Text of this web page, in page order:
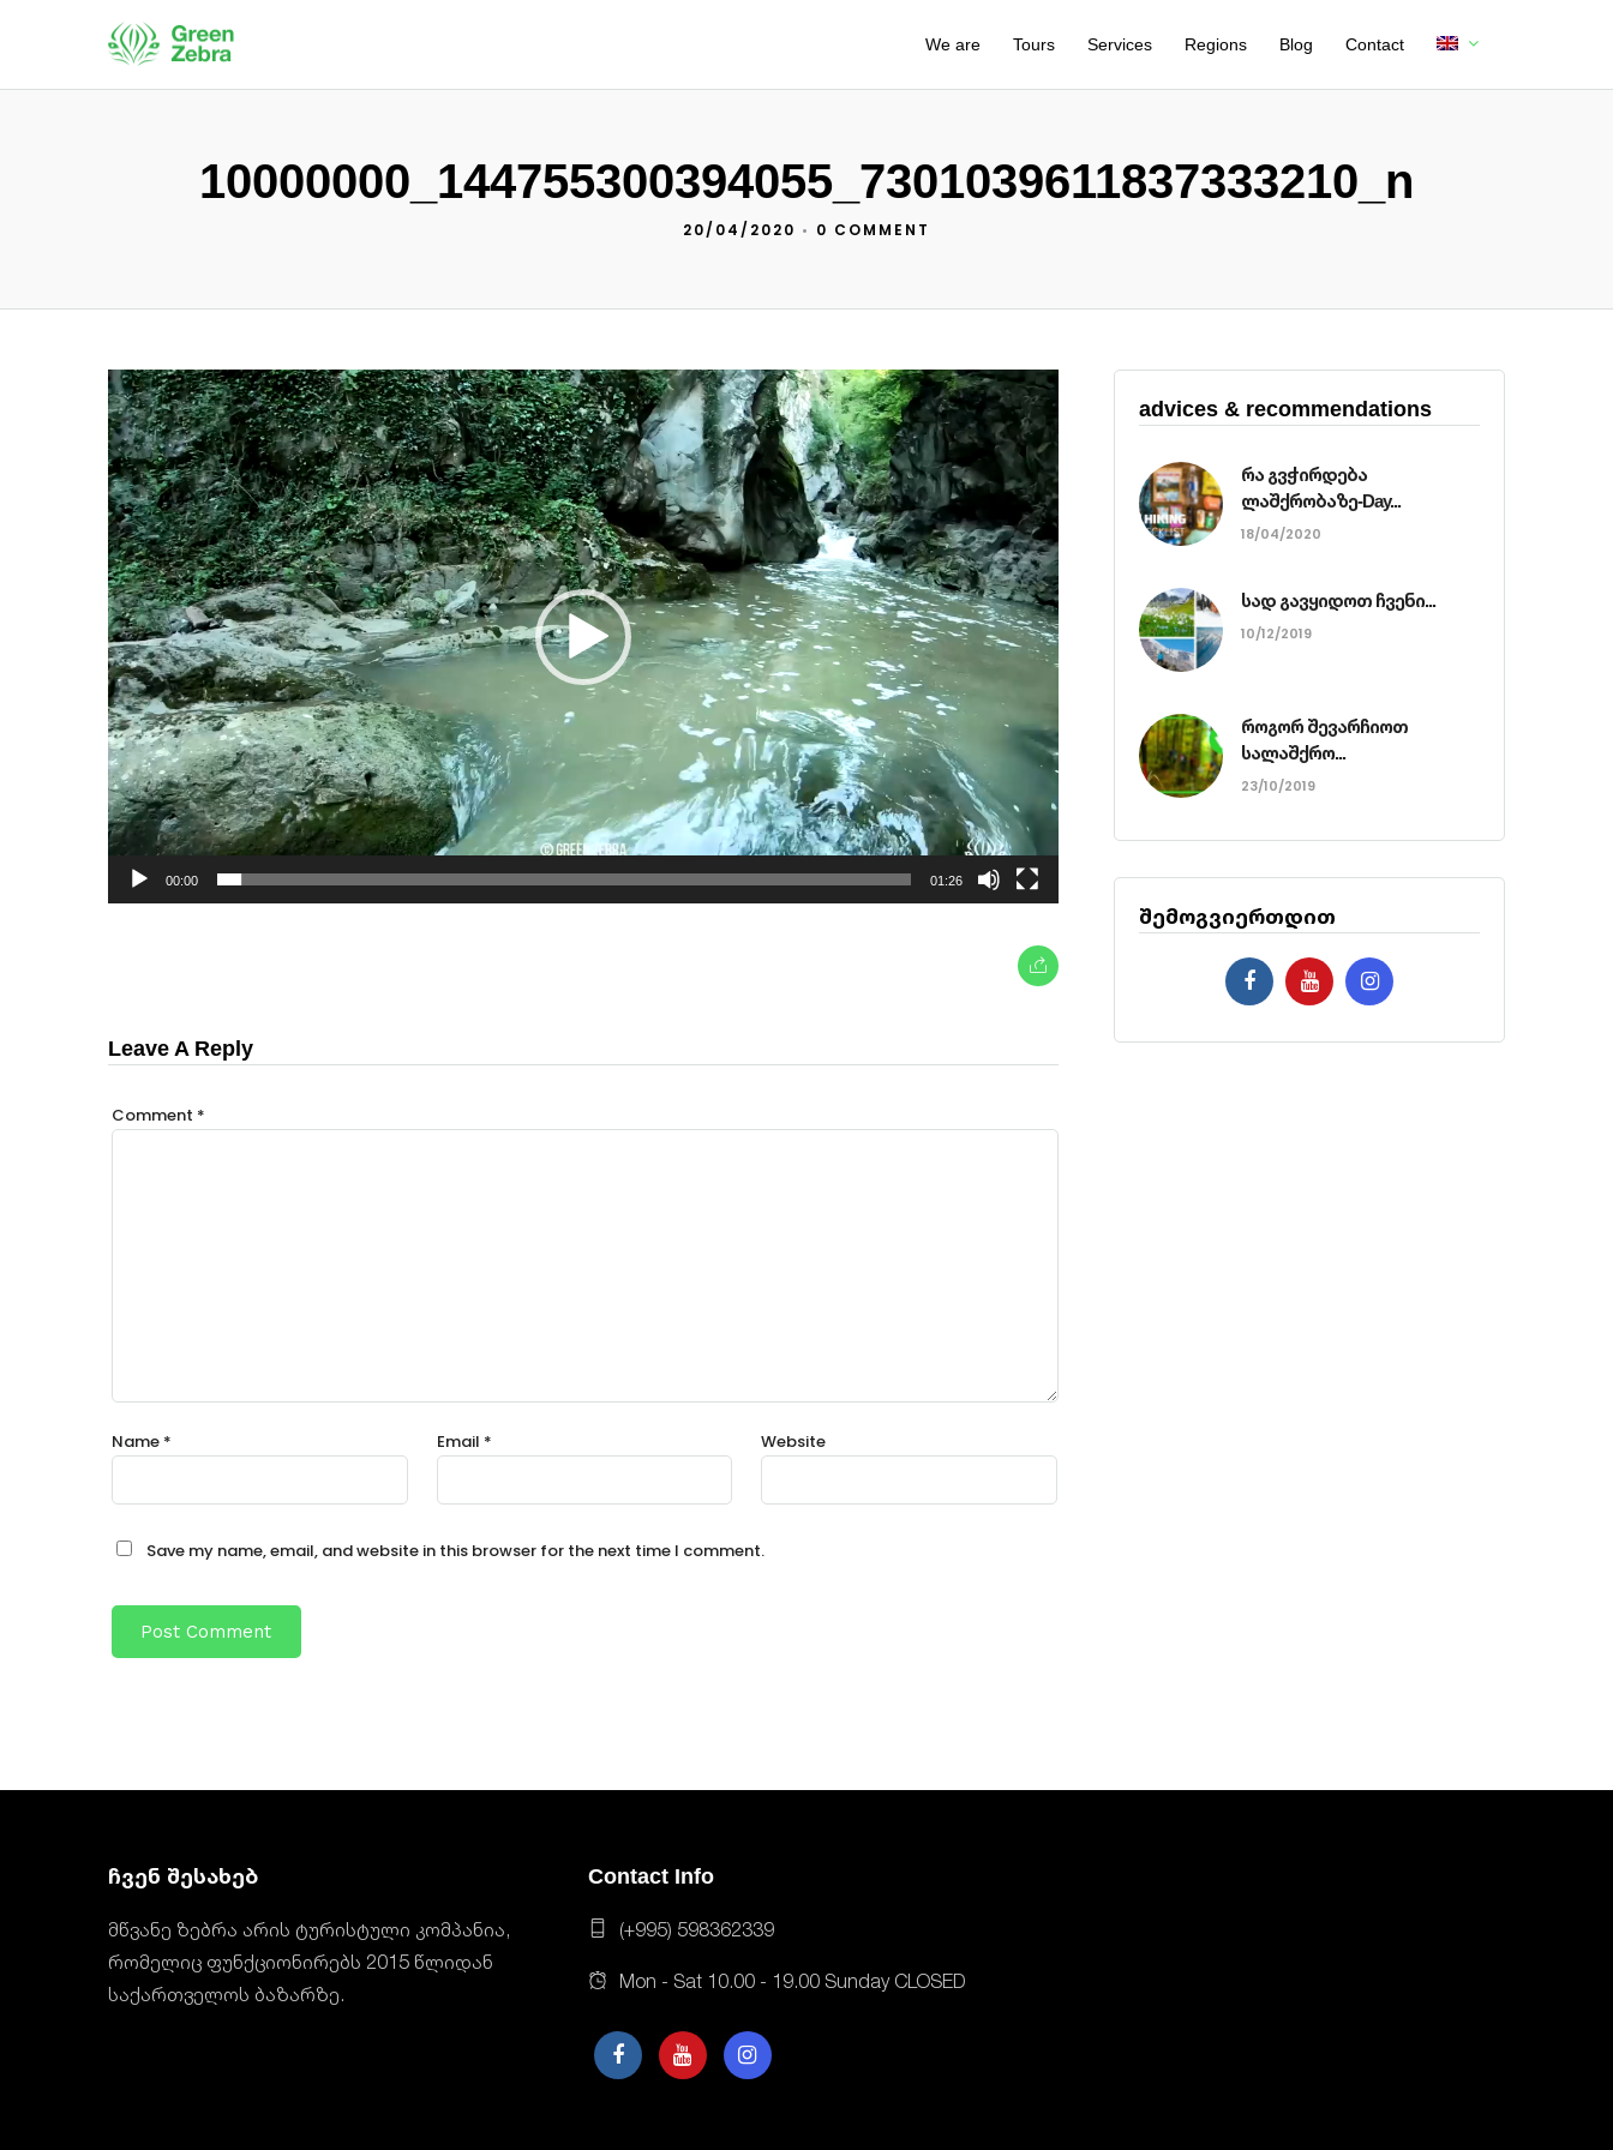
We are Tours Services Regions Blog Contact
10000000_144755300394055_7301039611837333210_n
20/04/2020 • 0 COMMENT
Video
Player
00:00 01:26
Leave A Reply
Comment *
Name * Email * Website
Save my name, email, and website in this browser for the next time I comment.
advices & recommendations
რა გვჭირდება
ლაშქრობაზე-Day...
18/04/2020
სად გავყიდოთ ჩვენი...
10/12/2019
როგორ შევარჩიოთ
სალაშქრო...
23/10/2019
შემოგვიერთდით
ჩვენ შესახებ
მწვანე ზებრა არის ტურისტული კომპანია,
რომელიც ფუნქციონირებს 2015 წლიდან
საქართველოს ბაზარზე.
Contact Info
(+995) 598362339
Mon - Sat 10.00 - 19.00 Sunday CLOSED